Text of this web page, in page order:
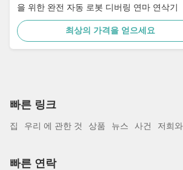
을 위한 완전 자동 로봇 디버링 연마 연삭기
최상의 가격을 얻으세요
빠른 링크
집 우리 에 관한 것 상품 뉴스 사건 저희
빠른 연락